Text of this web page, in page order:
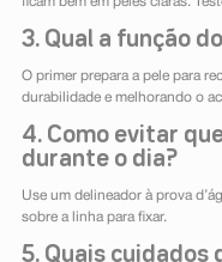
3. Qual a função
O primer prepara a pele para
durabilidade e melhorando o
4. Como evitar
durante o dia?
Use um delineador à prova
sobre a linha para fixar.
5. Quais cuidados